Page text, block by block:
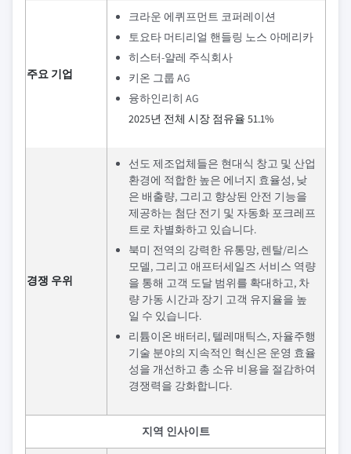
주요 기업
크라운 에퀴프먼트 코퍼레이션
토요타 머티리얼 핸들링 노스 아메리카
히스터-얄레 주식회사
키온 그룹 AG
융하인리히 AG
2025년 전체 시장 점유율 51.1%
경쟁 우위
선도 제조업체들은 현대식 창고 및 산업
환경에 적합한 높은 에너지 효율성, 낮
은 배출량, 그리고 향상된 안전 기능을
제공하는 첨단 전기 및 자동화 포크레프
트로 차별화하고 있습니다.
북미 전역의 강력한 유통망, 렌탈/리스
모델, 그리고 애프터세일즈 서비스 역량
을 통해 고객 도달 범위를 확대하고, 차
량 가동 시간과 장기 고객 유지율을 높
일 수 있습니다.
리튬이온 배터리, 텔레매틱스, 자율주행
기술 분야의 지속적인 혁신은 운영 효율
성을 개선하고 총 소유 비용을 절감하여
경쟁력을 강화합니다.
지역 인사이트